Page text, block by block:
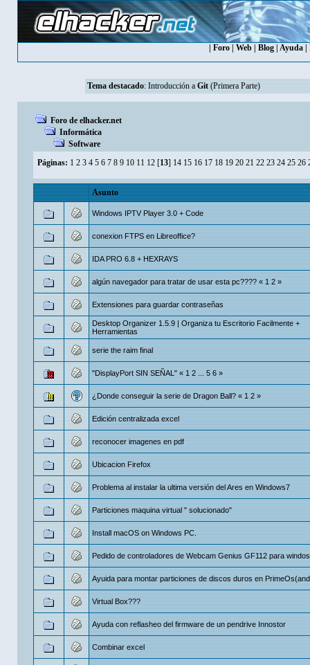
Foro| Web| Blog| Ayuda|
Tema destacado: Introducción a Git (Primera Parte)
Foro de elhacker.net
Informática
Software
Páginas: 1 2 3 4 5 6 7 8 9 10 11 12 [13] 14 15 16 17 18 19 20 21 22 23 24 25 26
Asunto
Windows IPTV Player 3.0 + Code
conexion FTPS en Libreoffice?
IDA PRO 6.8 + HEXRAYS
algún navegador para tratar de usar esta pc???? «1 2»
Extensiones para guardar contraseñas
Desktop Organizer 1.5.9 | Organiza tu Escritorio Facilmente +
Herramientas
serie the raim final
"DisplayPort SIN SEÑAL" «1 2...5 6»
¿Donde conseguir la serie de Dragon Ball? «1 2»
Edición centralizada excel
reconocer imagenes en pdf
Ubicacion Firefox
Problema al instalar la ultima versión del Ares en Windows7
Particiones maquina virtual " solucionado"
Install macOS on Windows PC.
Pedido de controladores de Webcam Genius GF112 para
Ayuida para montar particiones de discos duros en
Virtual Box???
Ayuda con reflasheo del firmware de un pendrive Innostor
Combinar excel